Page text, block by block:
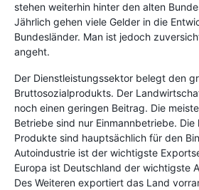
stehen weiterhin hinter den alten
Jährlich gehen viele Gelder in die
Bundesländer. Man ist jedoch
angeht.
Der Dienstleistungssektor belegt den
Bruttosozialprodukts. Der
noch einen geringen Beitrag. Die
Betriebe sind nur Einmannbetriebe.
Produkte sind hauptsächlich für den
Autoindustrie ist der wichtigste
Europa ist Deutschland der wichtigste
Des Weiteren exportiert das Land